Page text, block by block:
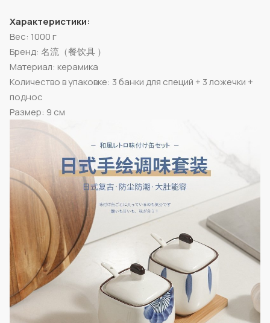
Характеристики:
Вес: 1000 г
Бренд: 名流（餐饮具 ）
Материал: керамика
Количество в упаковке: 3 банки для специй + 3 ложечки +
поднос
Размер: 9 см